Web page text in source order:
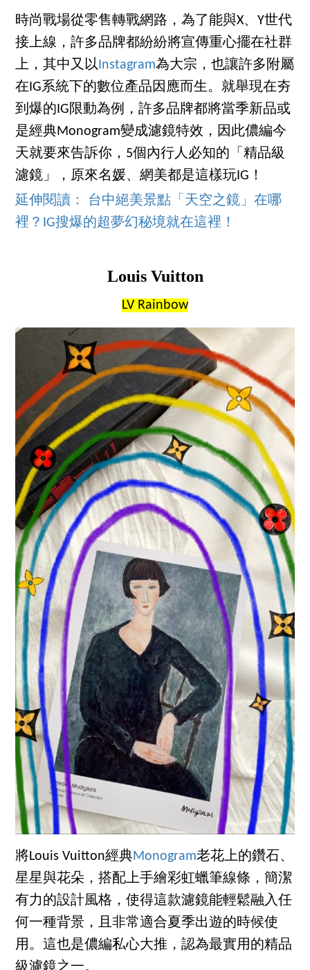
時尚戰場從零售轉戰網路，為了能與X、Y世代
接上線，許多品牌都紛紛將宣傳重心擺在社群
上，其中又以Instagram為大宗，也讓許多附屬
在IG系統下的數位產品因應而生。就舉現在夯
到爆的IG限動為例，許多品牌都將當季新品或
是經典Monogram變成濾鏡特效，因此儂編今
天就要來告訴你，5個內行人必知的「精品級
濾鏡」，原來名媛、網美都是這樣玩IG！
延伸閱讀： 台中絕美景點「天空之鏡」在哪
裡？IG搜爆的超夢幻秘境就在這裡！
Louis Vuitton
LV Rainbow
將Louis Vuitton經典Monogram老花上的鑽石、
星星與花朵，搭配上手繪彩虹蠟筆線條，簡潔
有力的設計風格，使得這款濾鏡能輕鬆融入任
何一種背景，且非常適合夏季出遊的時候使
用。這也是儂編私心大推，認為最實用的精品